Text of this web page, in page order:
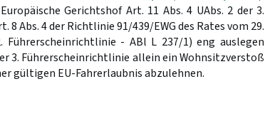
Gerichtshof Art. 11 Abs. 4 UAbs. 2 der 3.
Abs. 4 der Richtlinie 91/439/EWG des Rates vom 29.
Führerscheinrichtlinie - ABl L 237/1) eng auslegen
3. Führerscheinrichtlinie allein ein Wohnsitzverstoß
gültigen EU-Fahrerlaubnis abzulehnen.